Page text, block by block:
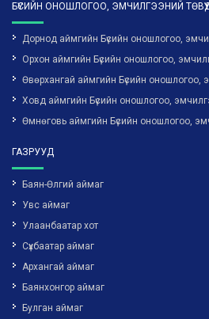
БҮСИЙН ОНОШЛОГОО, ЭМЧИЛГЭЭНИЙ
Дорнод аймгийн Бүсийн оношлогоо,
Орхон аймгийн Бүсийн оношлогоо,
Өвөрхангай аймгийн Бүсийн оношлогоо,
Ховд аймгийн Бүсийн оношлогоо,
Өмнөговь аймгийн Бүсийн оношлогоо,
ГАЗРУУД
Баян-Өлгий аймаг
Увс аймаг
Улаанбаатар хот
Сүхбаатар аймаг
Архангай аймаг
Баянхонгор аймаг
Булган аймаг